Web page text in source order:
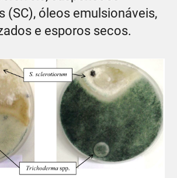
(SC), óleos emulsionáveis,
e esporos secos.